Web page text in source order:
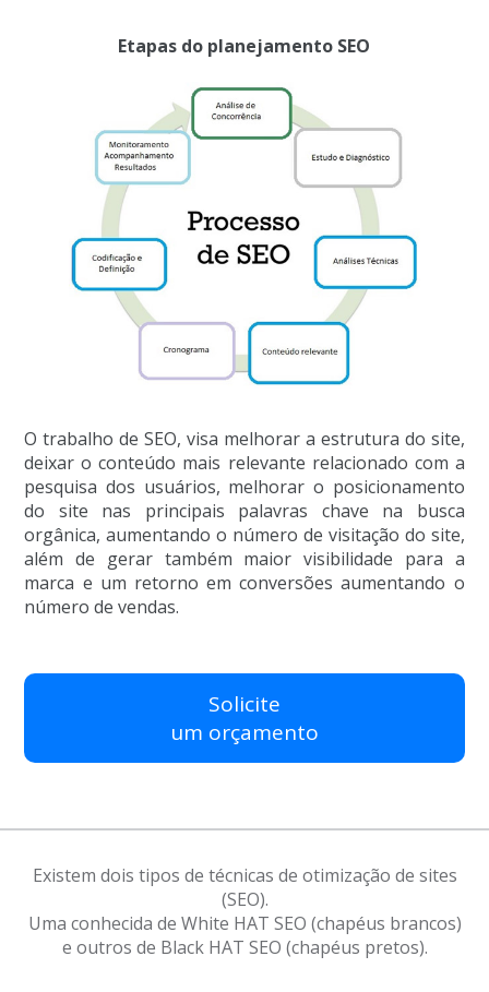
Etapas do planejamento SEO
O trabalho de SEO, visa melhorar a estrutura do site,
deixar o conteúdo mais relevante relacionado com a
pesquisa dos usuários, melhorar o posicionamento
do site nas principais palavras chave na busca
orgânica, aumentando o número de visitação do site,
além de gerar também maior visibilidade para a
marca e um retorno em conversões aumentando o
número de vendas.
Solicite
um orçamento
Existem dois tipos de técnicas de otimização de sites
(SEO).
Uma conhecida de White HAT SEO (chapéus brancos)
e outros de Black HAT SEO (chapéus pretos).